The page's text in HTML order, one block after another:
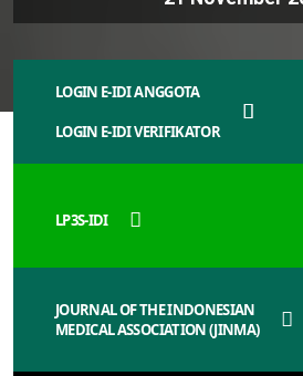
LOGIN E-IDI ANGGOTA
LOGIN E-IDI VERIFIKATOR
LP3S-IDI
JOURNAL OF THE INDONESIAN
MEDICAL ASSOCIATION (JINMA)